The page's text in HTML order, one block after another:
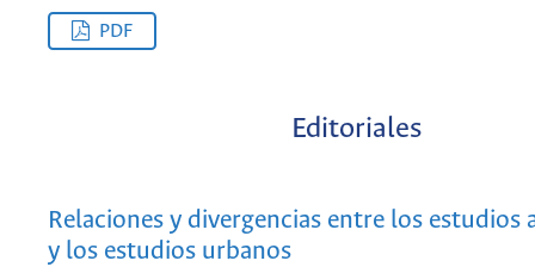
PDF
Editoriales
Relaciones y divergencias entre los estudios
y los estudios urbanos